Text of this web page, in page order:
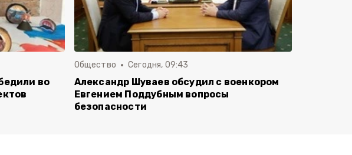
во
Общество Сегодня, 09:43
Александр Шуваев обсудил с военкором
Евгением Поддубным вопросы
безопасности